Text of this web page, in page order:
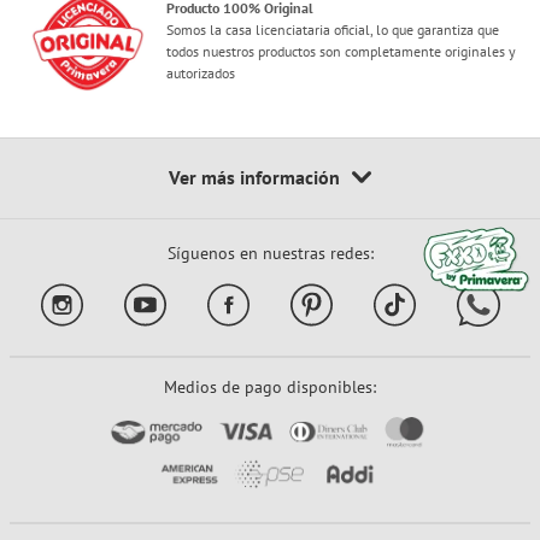
Producto 100% Original
Somos la casa licenciataria oficial, lo que garantiza que
todos nuestros productos son completamente originales y
autorizados
Síguenos en nuestras redes:
Medios de pago disponibles: